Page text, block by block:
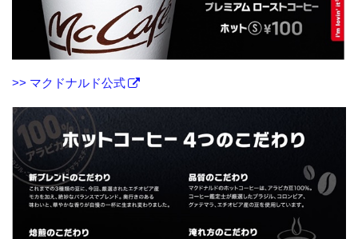
>> マクドナルド公式